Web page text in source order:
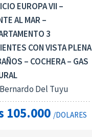
EUROPA VII –
AL MAR –
3
CON VISTA PLENA
– COCHERA – GAS
Del Tuyu
105.000 /DOLARES